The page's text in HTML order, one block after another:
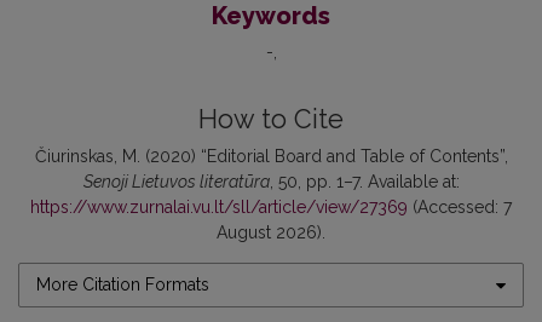
Keywords
-
How to Cite
Čiurinskas, M. (2020) “Editorial Board and Table of Contents”,
Senoji Lietuvos literatūra, 50, pp. 1–7. Available at:
https://www.zurnalai.vu.lt/sll/article/view/27369 (Accessed: 7
August 2026).
More Citation Formats